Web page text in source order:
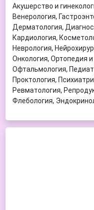
Акушерство и
Венерология,
Дерматология,
Кардиология,
Неврология,
Онкология, Ортопедия
Офтальмология,
Проктология,
Ревматология,
Флебология,